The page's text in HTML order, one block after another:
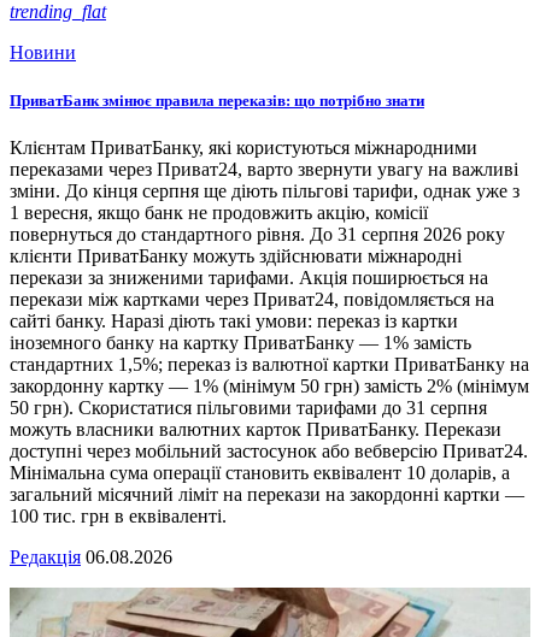
trending_flat
Новини
ПриватБанк змінює правила переказів: що потрібно знати
Клієнтам ПриватБанку, які користуються міжнародними
переказами через Приват24, варто звернути увагу на важливі
зміни. До кінця серпня ще діють пільгові тарифи, однак уже з
1 вересня, якщо банк не продовжить акцію, комісії
повернуться до стандартного рівня. До 31 серпня 2026 року
клієнти ПриватБанку можуть здійснювати міжнародні
перекази за зниженими тарифами. Акція поширюється на
перекази між картками через Приват24, повідомляється на
сайті банку. Наразі діють такі умови: переказ із картки
іноземного банку на картку ПриватБанку — 1% замість
стандартних 1,5%; переказ із валютної картки ПриватБанку на
закордонну картку — 1% (мінімум 50 грн) замість 2% (мінімум
50 грн). Скористатися пільговими тарифами до 31 серпня
можуть власники валютних карток ПриватБанку. Перекази
доступні через мобільний застосунок або вебверсію Приват24.
Мінімальна сума операції становить еквівалент 10 доларів, а
загальний місячний ліміт на перекази на закордонні картки —
100 тис. грн в еквіваленті.
Редакція 06.08.2026